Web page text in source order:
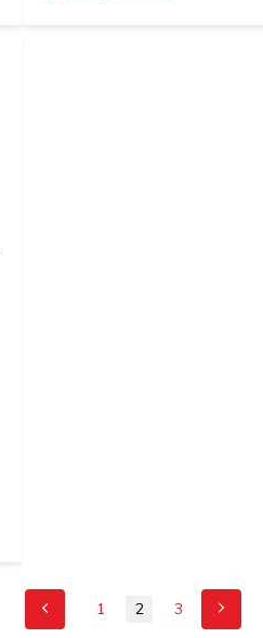
1 2 3